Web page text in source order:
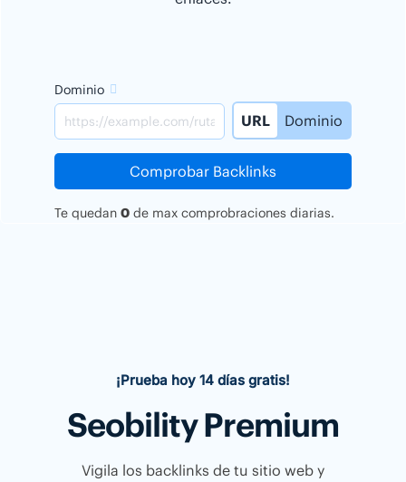
Dominio
URL Dominio
Comprobar Backlinks
Te quedan 0 de max comprobraciones diarias.
¡Prueba hoy 14 días gratis!
Seobility Premium
Vigila los backlinks de tu sitio web y